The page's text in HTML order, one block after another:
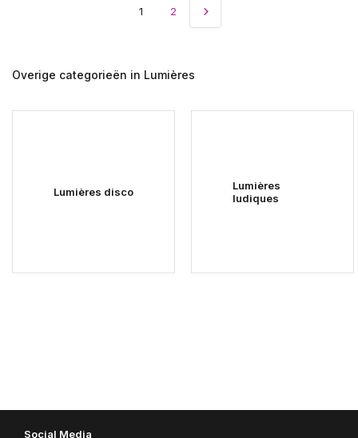
1 2
Overige categorieën in Lumières
Lumières disco
Lumières
ludiques
Social Media